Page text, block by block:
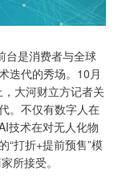
台是消费者与全球
迭代的秀场。10月
大河财立方记者关
。不仅有数字人在
技术在对无人化物
“打折+提前预售”模
所接受。